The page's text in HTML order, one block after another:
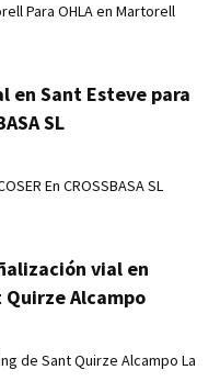
Para OHLA en Martorell
en Sant Esteve para
SL
En CROSSBASA SL
vial en
Alcampo
de Sant Quirze Alcampo La